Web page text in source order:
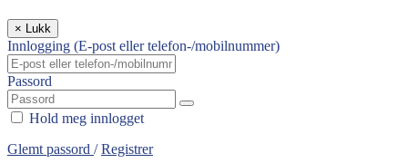
× Lukk
Innlogging (E-post eller telefon-/mobilnummer)
Passord
Hold meg innlogget
Glemt passord /Registrer